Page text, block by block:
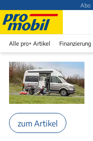
Abo
Alle pro+ Artikel Finanzierung
zum Artikel